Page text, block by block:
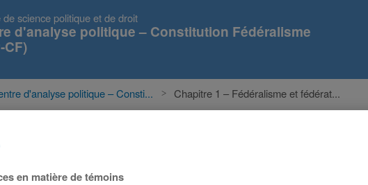
de science politique et de droit
d'analyse politique – Constitution Fédéralisme
CF)
d'analyse politique – Consti... Chapitre 1 – Fédéralisme et fédérat...
en matière de témoins